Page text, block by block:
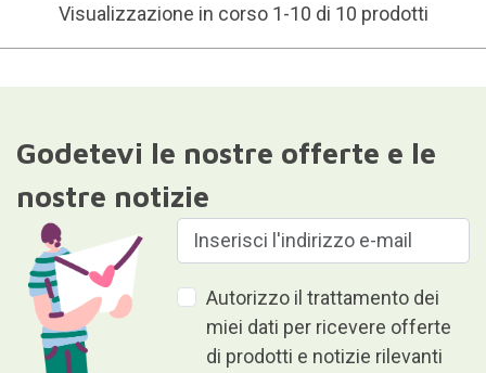
Visualizzazione in corso 1-10 di 10 prodotti
Godetevi le nostre offerte e le
nostre notizie
Autorizzo il trattamento dei
miei dati per ricevere offerte
di prodotti e notizie rilevanti